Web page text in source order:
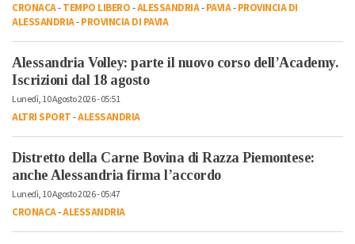
CRONACA-TEMPO LIBERO-ALESSANDRIA-PAVIA-PROVINCIA DI
ALESSANDRIA-PROVINCIA DI PAVIA
Alessandria Volley: parte il nuovo corso dell’Academy.
Iscrizioni dal 18 agosto
Lunedì, 10 Agosto 2026 - 05:51
ALTRI SPORT-ALESSANDRIA
Distretto della Carne Bovina di Razza Piemontese:
anche Alessandria firma l’accordo
Lunedì, 10 Agosto 2026 - 05:47
CRONACA-ALESSANDRIA